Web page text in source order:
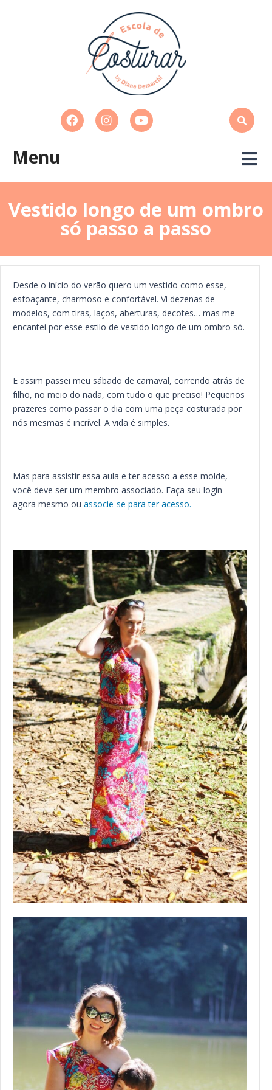
Menu
Vestido longo de um ombro
só passo a passo
Desde o início do verão quero um vestido como esse,
esfoaçante, charmoso e confortável. Vi dezenas de
modelos, com tiras, laços, aberturas, decotes… mas me
encantei por esse estilo de vestido longo de um ombro só.
E assim passei meu sábado de carnaval, correndo atrás de
filho, no meio do nada, com tudo o que preciso! Pequenos
prazeres como passar o dia com uma peça costurada por
nós mesmas é incrível. A vida é simples.
Mas para assistir essa aula e ter acesso a esse molde,
você deve ser um membro associado. Faça seu login
agora mesmo ou associe-se para ter acesso.